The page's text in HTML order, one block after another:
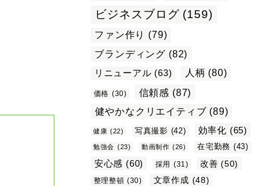
ビジネスブログ (159)
ファン作り
(79)
ブランディング (82)
リニューアル (63) 人柄 (80)
価格 (30) 信頼感 (87)
健やかなクリエイティブ (89)
健康 (22) 写真撮影 (42) 効率化 (65)
勉強会 (23) 動画制作 (26) 在宅勤務 (43)
安心感 (60) 採用 (31) 改善 (50)
整理整頓 (30) 文章作成 (48)